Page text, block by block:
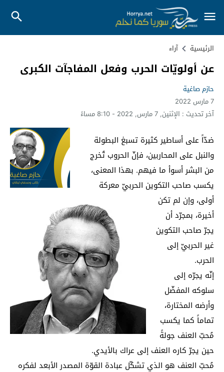
الرئيسية آراء
عن أولويّات الحرب وفعل المفاجآت الكبرى
حازم صاغية
7 مارس 2022
آخر تحديث : الإثنين, 7 مارس, 2022 - 8:10 مساءً
ضدّاً على أساطير كثيرة تسبغ البطولة
والنبل على المحاربين، فإنّ الحروب تُخرج
من البشر أسوأ ما فيهم. بهذا المعنى،
يكسب صاحب التكوين الحربيّ معركة
أولى، وإن لم تكن
أخيرة، بمجرّد أن
يجرّ صاحب التكوين
غير الحربيّ إلى
الحرب.
إنّه يجرّه إلى
سلوكه المفضّل
وأرضه المختارة،
تماماً كما يكسب
مُحبّ العنف جولةً
حين يجرّ كاره العنف إلى عراك بالأيدي.
مُحبّ العنف هو الذي تشكّل عبادة القوّة المصدر الأبعد لفكره